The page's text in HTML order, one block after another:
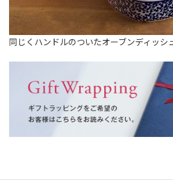
同じくハンドルのついたオーブンディッシ